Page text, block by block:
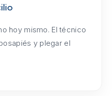
hoy mismo. El técnico
y plegar el